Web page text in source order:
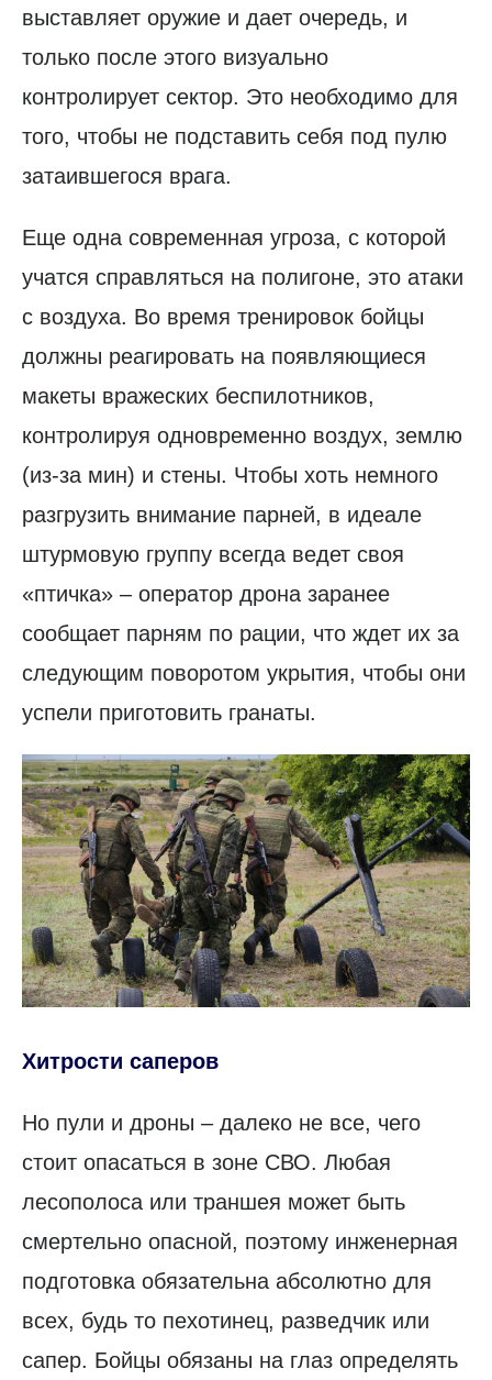
выставляет оружие и дает очередь, и
только после этого визуально
контролирует сектор. Это необходимо для
того, чтобы не подставить себя под пулю
затаившегося врага.
Еще одна современная угроза, с которой
учатся справляться на полигоне, это атаки
с воздуха. Во время тренировок бойцы
должны реагировать на появляющиеся
макеты вражеских беспилотников,
контролируя одновременно воздух, землю
(из-за мин) и стены. Чтобы хоть немного
разгрузить внимание парней, в идеале
штурмовую группу всегда ведет своя
«птичка» – оператор дрона заранее
сообщает парням по рации, что ждет их за
следующим поворотом укрытия, чтобы они
успели приготовить гранаты.
Хитрости саперов
Но пули и дроны – далеко не все, чего
стоит опасаться в зоне СВО. Любая
лесополоса или траншея может быть
смертельно опасной, поэтому инженерная
подготовка обязательна абсолютно для
всех, будь то пехотинец, разведчик или
сапер. Бойцы обязаны на глаз определять